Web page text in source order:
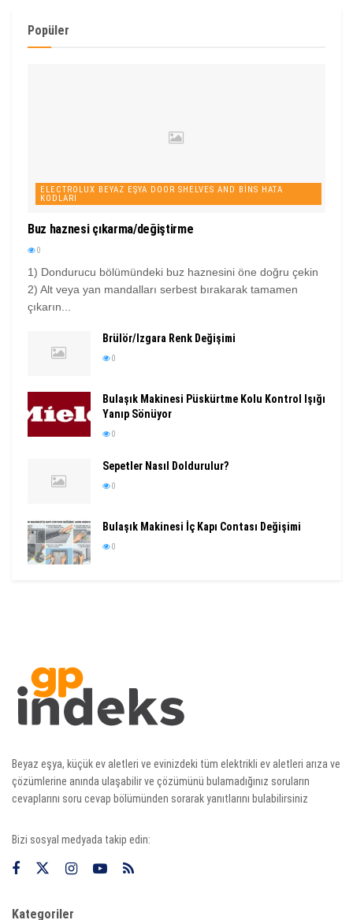
Popüler
ELECTROLUX BEYAZ EŞYA DOOR SHELVES AND BINS HATA
KODLARI
Buz haznesi çıkarma/değiştirme
0
1) Dondurucu bölümündeki buz haznesini öne doğru çekin
2) Alt veya yan mandalları serbest bırakarak tamamen
çıkarın...
Brülör/Izgara Renk Değişimi
0
Bulaşık Makinesi Püskürtme Kolu Kontrol Işığı
Yanıp Sönüyor
0
Sepetler Nasıl Doldurulur?
0
Bulaşık Makinesi İç Kapı Contası Değişimi
0
Beyaz eşya, küçük ev aletleri ve evinizdeki tüm elektrikli ev aletleri arıza ve
çözümlerine anında ulaşabilir ve çözümünü bulamadığınız soruların
cevaplarını soru cevap bölümünden sorarak yanıtlarını bulabilirsiniz
Bizi sosyal medyada takip edin:
Kategoriler